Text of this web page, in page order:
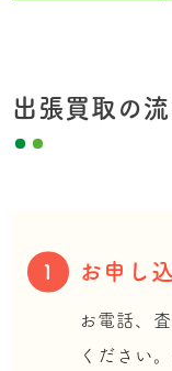
出張買取の
1 お申し
お電話、
ください